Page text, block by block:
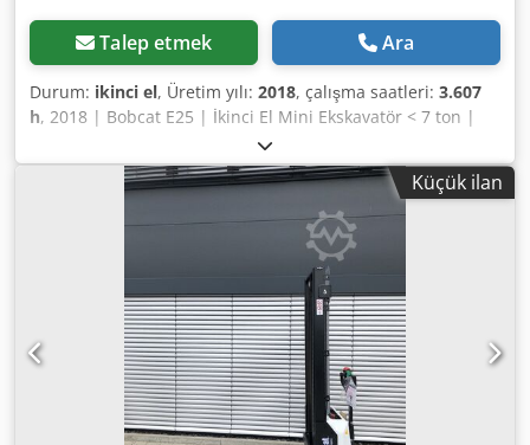
Talep etmek Ara
Durum: ikinci el, Üretim yılı: 2018, çalışma saatleri: 3.607
h, 2018 | Bobcat E25 | İkinci El Mini Ekskavatör < 7 ton |
3607 saat 📍Konum: Estonya 🚛 İstediğiniz yere teslimat
mevcuttur – Nakliye maliyetini tahmin etmek için nakliye
hesaplama aracımızı kullanın! 💰 Şimdi 15.600 EUR
karşılığında satın alın veya bir teklif verin. Uygun bir ücret
karşılığında teslimatta ödeme imkanı mevcuttur (onaya
tabidir)* Dwedjzkuuuopfx Anzea 👷‍♂️ Bağımsız bir uzman
tarafından incelenmiştir 52 kontrol noktası, 52'si onaylandı
✅ 0 kusur ℹ️ 0 harcama ⚠️ 📌 Müfettişin Yorumu: Durumu 10
üzerinden 7. 📄 Tam denetimi, ek fotoğrafları veya bir
videoyu görmek ister misiniz? İpucu: Daha fazla ayrıntı
ararken "40923 Equippo" referansı yaygın olarak
kullanılmaktadır. 💡 Bu makine ve hizmetimizin neden öne
çıktığı: ✔ Profesyoneller tarafından kapsamlı denetim ✔
Küçük ilan